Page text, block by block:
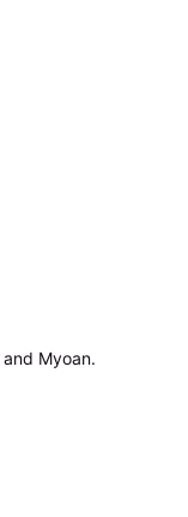
and Myoan.